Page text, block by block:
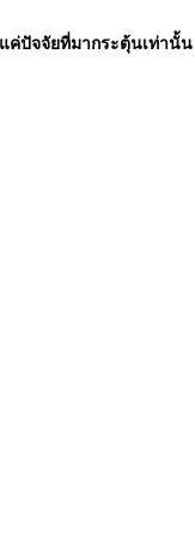
ปัจจัยที่มากระตุ้นเท่านั้